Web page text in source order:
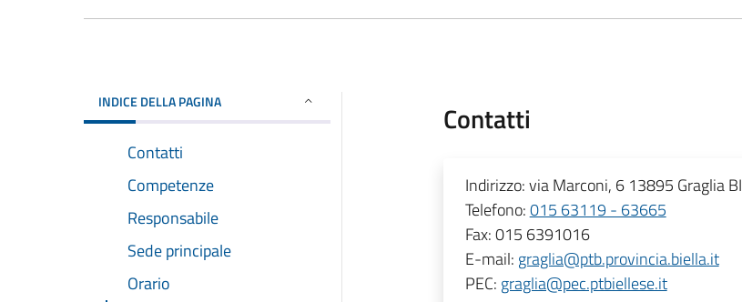
INDICE DELLA PAGINA
Contatti
Competenze
Responsabile
Sede principale
Orario
Contatti
Indirizzo:via Marconi, 6 13895 Graglia BI
Telefono:015 63119 - 63665
Fax:015 6391016
E-mail: graglia@ptb.provincia.biella.it
PEC: graglia@pec.ptbiellese.it